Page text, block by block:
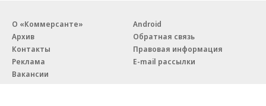
О «Коммерсанте»
Архив
Контакты
Реклама
Вакансии
Android
Обратная связь
Правовая информация
E-mail рассылки